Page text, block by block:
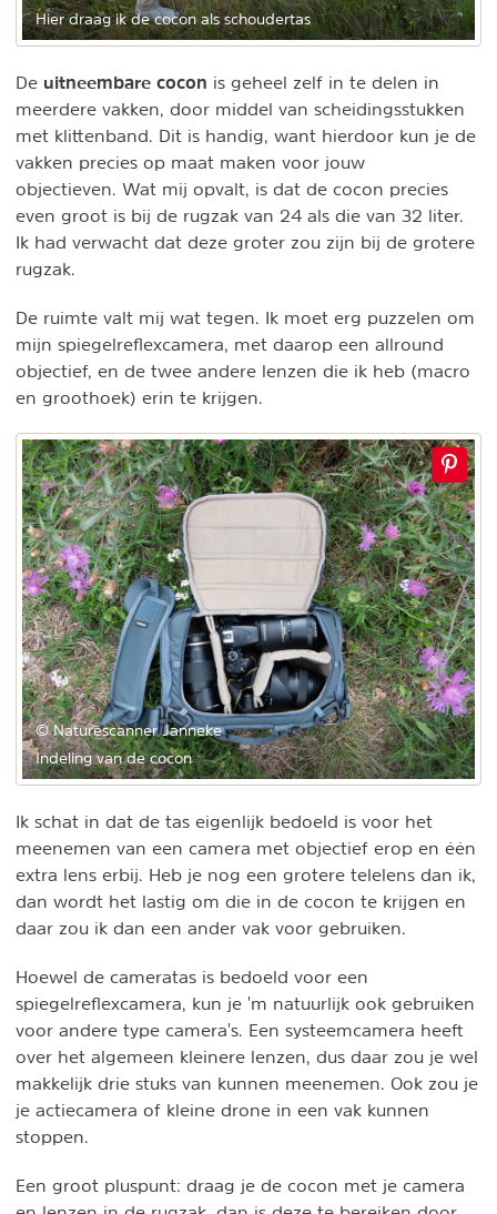
Hier draag ik de cocon als schoudertas
De uitneembare cocon is geheel zelf in te delen in
meerdere vakken, door middel van scheidingsstukken
met klittenband. Dit is handig, want hierdoor kun je de
vakken precies op maat maken voor jouw
objectieven. Wat mij opvalt, is dat de cocon precies
even groot is bij de rugzak van 24 als die van 32 liter.
Ik had verwacht dat deze groter zou zijn bij de grotere
rugzak.
De ruimte valt mij wat tegen. Ik moet erg puzzelen om
mijn spiegelreflexcamera, met daarop een allround
objectief, en de twee andere lenzen die ik heb (macro
en groothoek) erin te krijgen.
© Naturescanner Janneke
Indeling van de cocon
Ik schat in dat de tas eigenlijk bedoeld is voor het
meenemen van een camera met objectief erop en één
extra lens erbij. Heb je nog een grotere telelens dan ik,
dan wordt het lastig om die in de cocon te krijgen en
daar zou ik dan een ander vak voor gebruiken.
Hoewel de cameratas is bedoeld voor een
spiegelreflexcamera, kun je 'm natuurlijk ook gebruiken
voor andere type camera's. Een systeemcamera heeft
over het algemeen kleinere lenzen, dus daar zou je wel
makkelijk drie stuks van kunnen meenemen. Ook zou je
je actiecamera of kleine drone in een vak kunnen
stoppen.
Een groot pluspunt: draag je de cocon met je camera